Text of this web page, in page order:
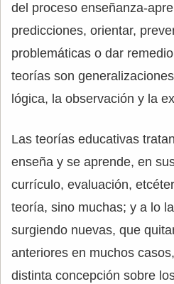
del proceso enseñanza-
predicciones, orientar,
problemáticas o dar
teorías son
lógica, la observación y la
Las teorías educativas
enseña y se aprende, en
currículo, evaluación,
teoría, sino muchas; y a lo
surgiendo nuevas, que
anteriores en muchos
distinta concepción sobre